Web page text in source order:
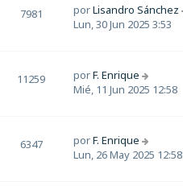
7981 porLisandro Sánchez
Lun, 30 Jun 2025 3:53
11259 porF. Enrique
Mié, 11 Jun 2025 12:58
6347 porF. Enrique
Lun, 26 May 2025 12:58